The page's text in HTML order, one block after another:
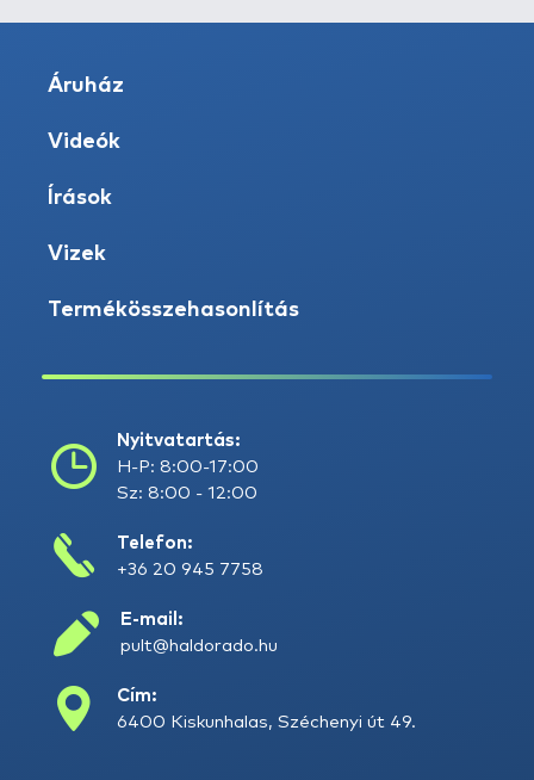
Áruház
Videók
Írások
Vizek
Termékösszehasonlítás
Nyitvatartás:
H-P: 8:00-17:00
Sz: 8:00 - 12:00
Telefon:
+36 20 945 7758
E-mail:
pult@haldorado.hu
Cím:
6400 Kiskunhalas, Széchenyi út 49.